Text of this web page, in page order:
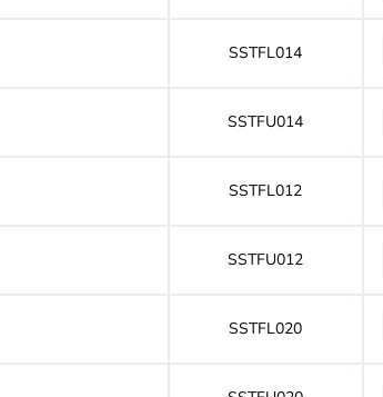
SSTFL014
SSTFU014
SSTFL012
SSTFU012
SSTFL020